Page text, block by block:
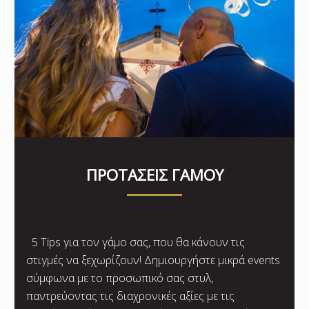
ΠΡΟΤΑΣΕΙΣ ΓΑΜΟΥ
5 Tips για τον γάμο σας, που θα κάνουν τις
στιγμές να ξεχωρίζουν! Δημιουργήστε μικρά events
σύμφωνα με το προσωπικό σας στυλ,
παντρεύοντας τις διαχρονικές αξίες με τις